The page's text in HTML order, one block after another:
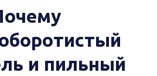
и пильный